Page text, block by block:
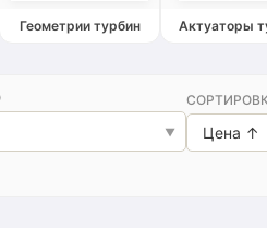
Геометрии турбин Актуаторы